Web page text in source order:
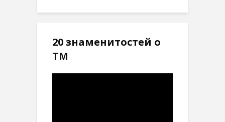
20 знаменитостей о
ТМ